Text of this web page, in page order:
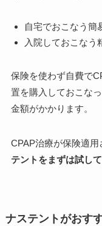
自宅でおこなう簡
入院しておこなう
保険を使わず自費で
置を購入しておこな
金額がかかります。
CPAP治療が保険適用
テントをまずは試し
ナステントがおす